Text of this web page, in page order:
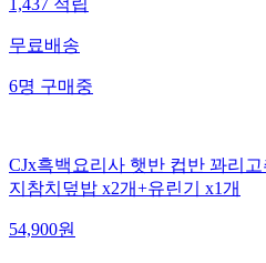
1,437적립
무료배송
6명구매중
CJx흑백요리사 햇반 컵반 꽈리
지참치덮밥 x2개+유린기 x1개
54,900원